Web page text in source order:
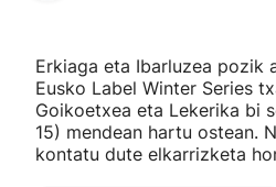
Erkiaga eta Ibarluzea pozik
Eusko Label Winter Series
Goikoetxea eta Lekerika bi
15) mendean hartu ostean.
kontatu dute elkarrizketa